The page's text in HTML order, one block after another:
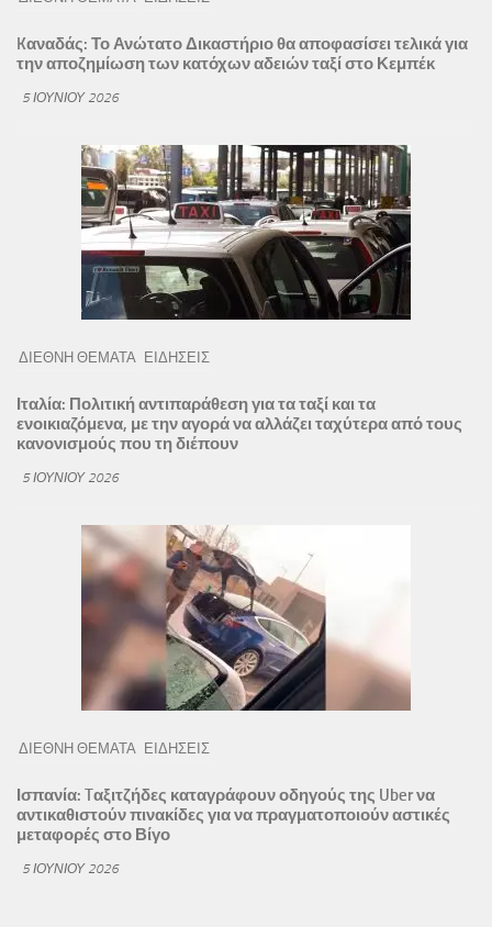
Kαναδάς: Το Ανώτατο Δικαστήριο θα αποφασίσει τελικά για
την αποζημίωση των κατόχων αδειών ταξί στο Κεμπέκ
5 ΙΟΥΝΊΟΥ 2026
ΔΙΕΘΝΗ ΘΕΜΑΤΑ ΕΙΔΗΣΕΙΣ
Ιταλία: Πολιτική αντιπαράθεση για τα ταξί και τα
ενοικιαζόμενα, με την αγορά να αλλάζει ταχύτερα από τους
κανονισμούς που τη διέπουν
5 ΙΟΥΝΊΟΥ 2026
ΔΙΕΘΝΗ ΘΕΜΑΤΑ ΕΙΔΗΣΕΙΣ
Ισπανία: Tαξιτζήδες καταγράφουν οδηγούς της Uber να
αντικαθιστούν πινακίδες για να πραγματοποιούν αστικές
μεταφορές στο Βίγο
5 ΙΟΥΝΊΟΥ 2026